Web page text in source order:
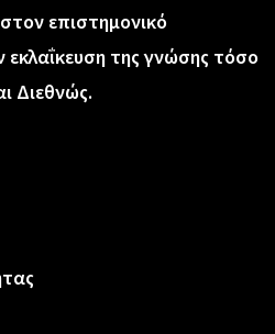
επιστημονικό
της γνώσης τόσο
Διεθνώς.